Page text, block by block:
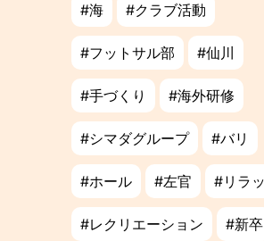
海 クラブ活動
フットサル部 仙川
手づくり 海外研修
シマダグループ バリ
ホール 左官 リラ
レクリエーション 新卒